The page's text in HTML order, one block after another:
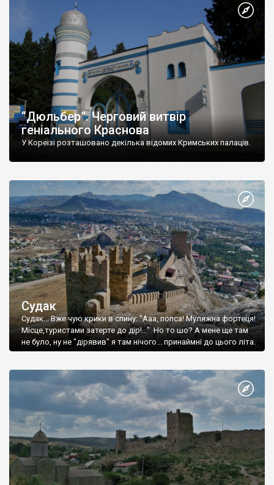
“Дюльбер”. Черговий витвір
геніального Краснова
У Кореїзі розташовано декілька відомих Кримських палаців.
Судак
Судак... Вже чую крики в спину: "Ааа, попса! Муляжна фортеця!
Місце,туристами затерте до дір!..." Но то шо? А мене ще там
не було, ну не "дірявив" я там нічого... принаймні до цього літа.